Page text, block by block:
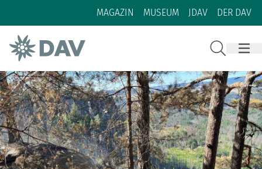
Zum Inhalt
Zur Footer-Navigation
MAGAZIN MUSEUM JDAV DER DAV